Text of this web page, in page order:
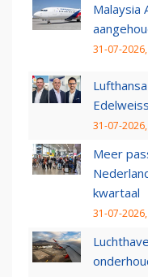
Malaysia
31-07-
31-07-
Meer
kwartaal
31-07-